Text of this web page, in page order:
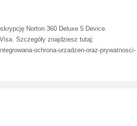
Norton 360 Deluxe 5 Device.
Szczegóły znajdziesz tutaj:
ochrona-urzadzen-oraz-prywatnosci-